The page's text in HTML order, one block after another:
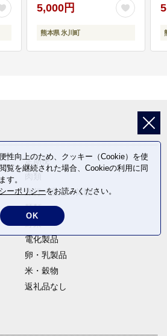
5,000円
熊本県 氷川町
定期便
旅行・宿泊・体験
麺類
野菜
電化製品
卵・乳製品
米・穀物
返礼品なし
性向上のため、クッキー（Cookie）を使
覧を継続された場合、Cookieの利用に同
す。
ーポリシーをお読みください。
OK